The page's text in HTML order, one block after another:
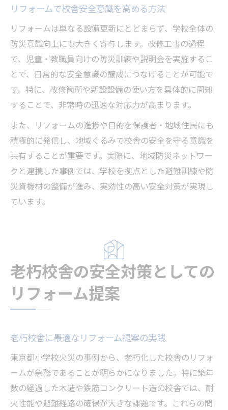
リフォームで校舎安全意識を高める方法
リフォームは単なる設備更新にとどまらず、学校全体の
防災意識向上にも大きく寄与します。改修工事の過程
で、児童・教職員向けの防災訓練や説明会を実施するこ
とで、日常的な安全意識の醸成につなげることが可能で
す。特に、改修箇所や新設設備の使い方を具体的に周知
することで、非常時の迅速な対応力が高まります。
また、リフォームの進捗や目的を保護者・地域住民にも
積極的に発信し、地域ぐるみで校舎の安全を守る意識を
共有することが重要です。実際に、地域防災ネットワー
クと連携した事例では、学校を拠点とした避難訓練や防
災資機材の整備が進み、実効性の高い安全対策が実現し
ています。
老朽校舎の安全対策としての
リフォーム提案
老朽校舎に最適なリフォーム提案の実践
東京都小学校火災の事例から、老朽化した校舎のリフォ
ームが急務であることが明らかになりました。特に築年
数の経過した木造や鉄筋コンクリート造の校舎では、耐
火性能や避難経路の確保が大きな課題です。これらの問